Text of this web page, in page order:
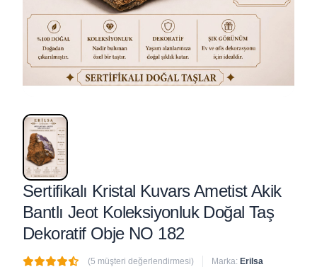
Sertifikalı Kristal Kuvars Ametist Akik
Bantlı Jeot Koleksiyonluk Doğal Taş
Dekoratif Obje NO 182
(5 müşteri değerlendirmesi) Marka: Erilsa